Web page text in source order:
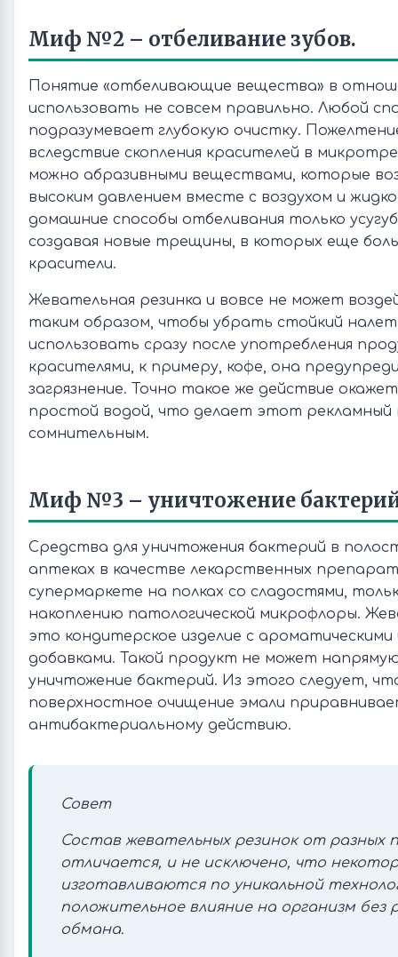
Миф №2 – отбеливание зубов.
Понятие «отбеливающие вещества» в
использовать не совсем правильно. Любой
подразумевает глубокую очистку.
вследствие скопления красителей в
можно абразивными веществами, которые
высоким давлением вместе с воздухом и
домашние способы отбеливания только
создавая новые трещины, в которых еще
красители.
Жевательная резинка и вовсе не может
таким образом, чтобы убрать стойкий
использовать сразу после употребления
красителями, к примеру, кофе, она
загрязнение. Точно такое же действие
простой водой, что делает этот
сомнительным.
Миф №3 – уничтожение бактерий
Средства для уничтожения бактерий в
аптеках в качестве лекарственных
супермаркете на полках со сладостями,
накоплению патологической микрофлоры.
это кондитерское изделие с ароматическими
добавками. Такой продукт не может
уничтожение бактерий. Из этого следует,
поверхностное очищение эмали
антибактериальному действию.
Совет
Состав жевательных резинок от разных
отличается, и не исключено, что
изготавливаются по уникальной
положительное влияние на организм без
обмана.